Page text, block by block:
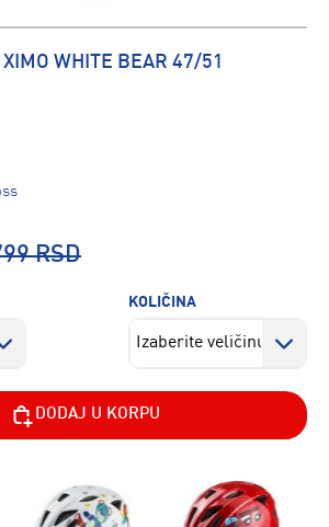
WHITE BEAR 47/51
RSD
KOLIČINA
DODAJ U KORPU